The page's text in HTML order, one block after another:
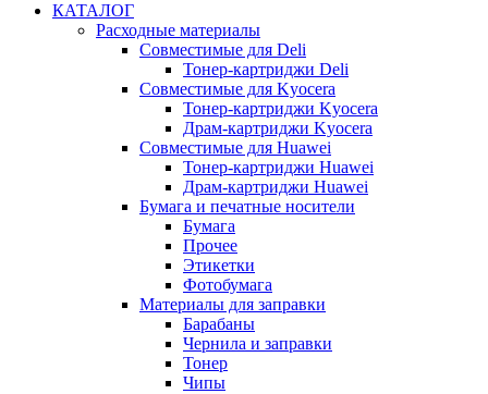
КАТАЛОГ
Расходные материалы
Совместимые для Deli
Тонер-картриджи Deli
Совместимые для Kyocera
Тонер-картриджи Kyocera
Драм-картриджи Kyocera
Совместимые для Huawei
Тонер-картриджи Huawei
Драм-картриджи Huawei
Бумага и печатные носители
Бумага
Прочее
Этикетки
Фотобумага
Материалы для заправки
Барабаны
Чернила и заправки
Тонер
Чипы